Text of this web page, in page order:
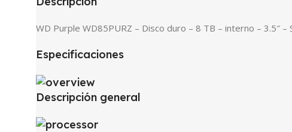
WD Purple WD85PURZ – Disco duro – 8 TB – interno – 3.5″
Especificaciones
Descripción general